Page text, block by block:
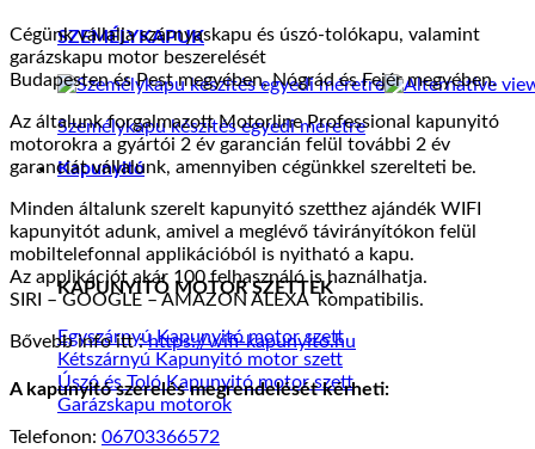
SZEMÉLYKAPUK
Személykapu készítés egyedi méretre
Kapunyitó
KAPUNYITÓ MOTOR SZETTEK
Egyszárnyú Kapunyitó motor szett
Kétszárnyú Kapunyitó motor szett
Úszó és Toló Kapunyitó motor szett
Garázskapu motorok
Cégünk vállalja szárnyaskapu és úszó-tolókapu, valamint
garázskapu motor beszerelését
Budapesten és Pest megyében, Nógrád és Fejér megyében.
Az általunk forgalmazott Motorline Professional kapunyitó
motorokra a gyártói 2 év garancián felül további 2 év
garanciát vállalunk, amennyiben cégünkkel szerelteti be.
Minden általunk szerelt kapunyitó szetthez ajándék WIFI
kapunyitót adunk, amivel a meglévő távirányítókon felül
mobiltelefonnal applikációból is nyitható a kapu.
Az applikációt akár 100 felhasználó is haználhatja.
SIRI – GOOGLE – AMAZON ALEXA kompatibilis.
Bővebb info itt :https://wifi-kapunyito.hu
A kapunyitó szerelés megrendelését kérheti:
Telefonon: 06703366572